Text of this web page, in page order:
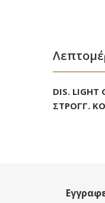
DIS. LIGHT
ΣΤΡΟΓΓ.